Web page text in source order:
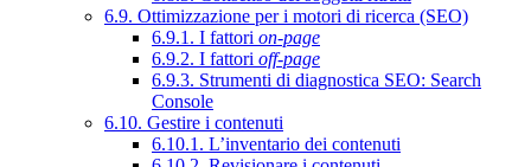
6.9. Ottimizzazione per i motori di ricerca (SEO)
6.9.1. I fattori on-page
6.9.2. I fattori off-page
6.9.3. Strumenti di diagnostica SEO: Search
Console
6.10. Gestire i contenuti
6.10.1. L’inventario dei contenuti